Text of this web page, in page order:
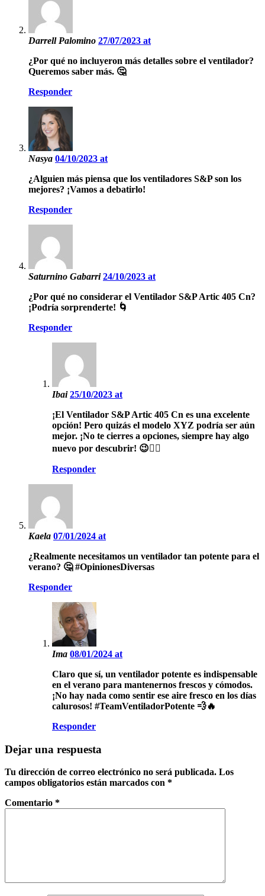
Darrell Palomino 27/07/2023 at
¿Por qué no incluyeron más detalles sobre el ventilador?
Queremos saber más. 🤔
Responder
Nasya 04/10/2023 at
¿Alguien más piensa que los ventiladores S&P son los
mejores? ¡Vamos a debatirlo!
Responder
Saturnino Gabarri24/10/2023 at
¿Por qué no considerar el Ventilador S&P Artic 405 Cn?
¡Podría sorprenderte! 🌀
Responder
Ibai25/10/2023 at
¡El Ventilador S&P Artic 405 Cn es una excelente
opción! Pero quizás el modelo XYZ podría ser aún
mejor. ¡No te cierres a opciones, siempre hay algo
nuevo por descubrir! 😉👍🏼
Responder
Kaela 07/01/2024 at
¿Realmente necesitamos un ventilador tan potente para el
verano? 🤔 #OpinionesDiversas
Responder
Ima 08/01/2024 at
Claro que sí, un ventilador potente es indispensable
en el verano para mantenernos frescos y cómodos.
¡No hay nada como sentir ese aire fresco en los días
calurosos! #TeamVentiladorPotente 💨🔥
Responder
Dejar una respuesta
Tu dirección de correo electrónico no será publicada. Los
campos obligatorios están marcados con *
Comentario *